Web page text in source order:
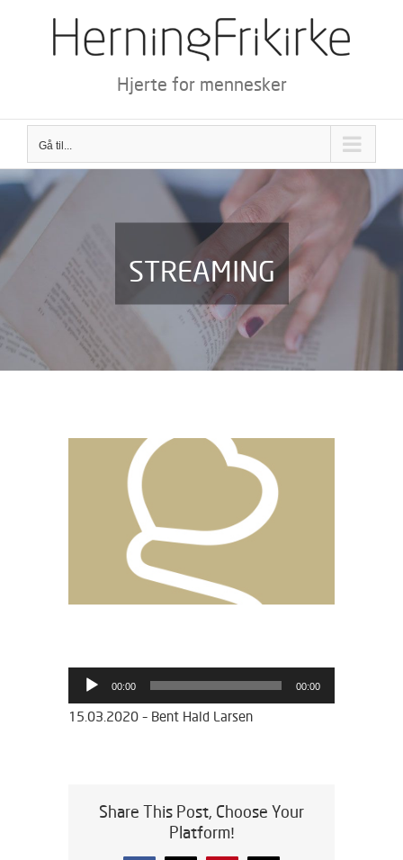
Hjerte for mennesker
Gå til...
STREAMING
Lydafspiller
00:00 00:00
15.03.2020 – Bent Hald Larsen
Share This Post, Choose Your
Platform!